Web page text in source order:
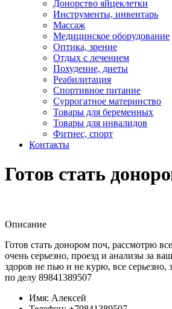
Донорство яйцеклетки
Инструменты, инвентарь
Массаж
Медицинское оборудование
Оптика, зрение
Отдых с лечением
Похудение, диеты
Реабилитация
Спортивное питание
Суррогатное материнство
Товары для беременных
Товары для инвалидов
Фитнес, спорт
Контакты
Готов стать
Описание
Готов стать донором поч, рассмотрю
очень серьезно, проезд и анализы за
здоров не пью и не курю, все серьезно,
по делу 89841389507
Имя: Алексей